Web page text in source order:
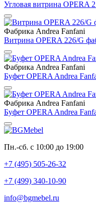
Угловая витрина OPERA
Фабрика Andrea Fanfani
Витрина OPERA 226/G
Фабрика Andrea Fanfani
Буфет OPERA Andrea
Фабрика Andrea Fanfani
Буфет OPERA Andrea
Пн.-сб. с 10:00 до 19:00
+7 (495) 505-26-32
+7 (499) 340-10-90
info@bgmebel.ru